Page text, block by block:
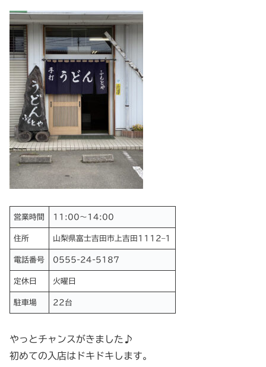
営業時間 11:00〜14:00
住所 山梨県富士吉田市上吉田1112–1
電話番号 0555-24-5187
定休日 火曜日
駐車場 22台
やっとチャンスがきました♪
初めての入店はドキドキします。